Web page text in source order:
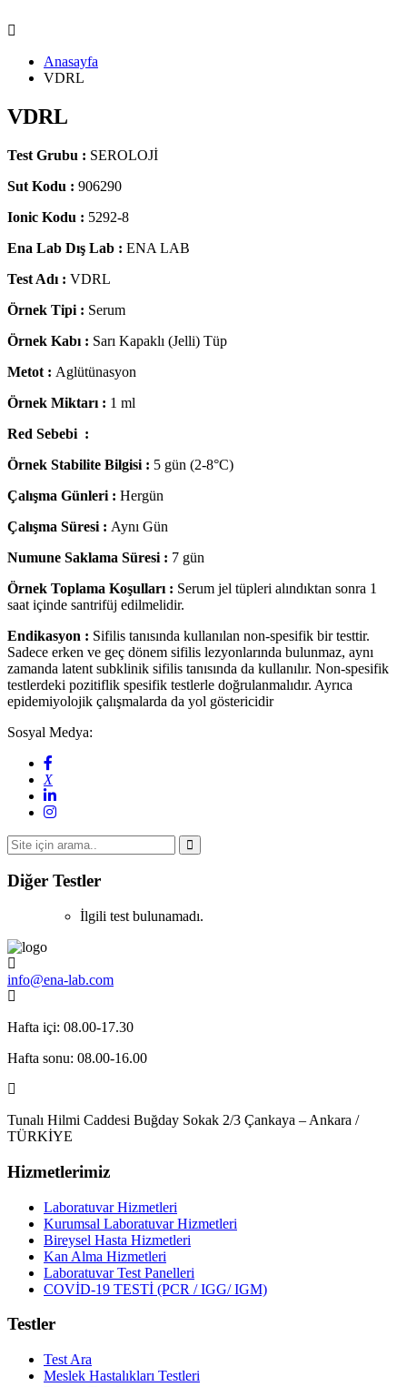
Anasayfa
VDRL
VDRL
Test Grubu : SEROLOJİ
Sut Kodu : 906290
Ionic Kodu : 5292-8
Ena Lab Dış Lab : ENA LAB
Test Adı : VDRL
Örnek Tipi : Serum
Örnek Kabı : Sarı Kapaklı (Jelli) Tüp
Metot : Aglütünasyon
Örnek Miktarı : 1 ml
Red Sebebi :
Örnek Stabilite Bilgisi : 5 gün (2-8°C)
Çalışma Günleri : Hergün
Çalışma Süresi : Aynı Gün
Numune Saklama Süresi : 7 gün
Örnek Toplama Koşulları : Serum jel tüpleri alındıktan sonra 1
saat içinde santrifüj edilmelidir.
Endikasyon : Sifilis tanısında kullanılan non-spesifik bir testtir.
Sadece erken ve geç dönem sifilis lezyonlarında bulunmaz, aynı
zamanda latent subklinik sifilis tanısında da kullanılır. Non-spesifik
testlerdeki pozitiflik spesifik testlerle doğrulanmalıdır. Ayrıca
epidemiyolojik çalışmalarda da yol göstericidir
Sosyal Medya:
Diğer Testler
İlgili test bulunamadı.
info@ena-lab.com
Hafta içi: 08.00-17.30
Hafta sonu: 08.00-16.00
Tunalı Hilmi Caddesi Buğday Sokak 2/3 Çankaya – Ankara /
TÜRKİYE
Hizmetlerimiz
Laboratuvar Hizmetleri
Kurumsal Laboratuvar Hizmetleri
Bireysel Hasta Hizmetleri
Kan Alma Hizmetleri
Laboratuvar Test Panelleri
COVİD-19 TESTİ (PCR / IGG/ IGM)
Testler
Test Ara
Meslek Hastalıkları Testleri